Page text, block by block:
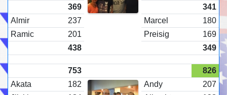
369
341
Almir
237 Marcel
180
Ramic
201 Preisig
169
438
349
753
826
Akata
182 Andy
207